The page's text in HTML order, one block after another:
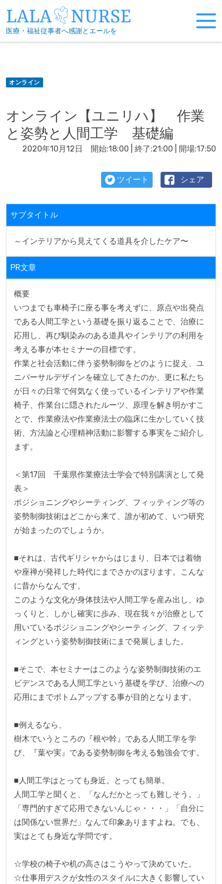
to
content
医療・福祉従事者へ感謝とエールを
オンライン
オンライン【ユニリハ】 作業
と姿勢と人間工学 基礎編
2020年10月12日 開始:18:00 | 終了:21:00 | 開場:17:50
ツイート シェア
サブタイトル
～インテリアから見えてくる道具を介したケア〜
PR文章
概要
いつまでも車椅子に座る事を考えずに、原点や出発点
である人間工学という基礎を振り返ることで、治療に
応用し、再び馴染みのある道具やインテリアの利用を
考える事が本セミナーの目標です。
作業と社会活動に伴う姿勢制御をどのように捉え、ユ
ニバーサルデザインを確立してきたのか、更に私たち
が日々の日常で何気なく使っているインテリアや作業
椅子、作業台に隠されたルーツ、原理を解き明かすこ
とで、作業療法や作業療法士の臨床に生かしていく技
術、方法論と心理精神活動に影響する事実をご紹介し
ます。
＜第17回　千葉県作業療法士学会で特別講演として発
表＞
ポジショニングやシーティング、フィッティング等の
姿勢制御技術はどこから来て、誰が初めて、いつ研究
が始まったのでしょうか。
■それは、古代ギリシャからはじまり、日本では着物
や座禅が発祥した時代にまでさかのぼります。こんな
に昔からなんです。
このような文化が身体技法や人間工学を産み出し、ゆ
っくりと、しかし確実に歩み、現在我々が治療として
用いているポジショニングやシーティング、フィッテ
ィングという姿勢制御技術にまで発展しました。
■そこで、本セミナーはこのような姿勢制御技術のエ
ビデンスである人間工学という基礎を学び、治療への
応用にまでボトムアップする事が目的となります。
■例えるなら、
樹木でいうところの『根や幹』である人間工学を学
び、『葉や実』である姿勢制御を考える勉強会です。
■人間工学はとっても身近。とっても簡単。
人間工学と聞くと、「なんだかとっても難しそう。」
「専門的すぎて応用できないんじゃ・・・」「自分に
は関係ない世界だ」なんて印象ありますよね。でも、
実はとても身近な学問です。
☆学校の椅子や机の高さはこうやって決めていた。
☆仕事用デスクが女性のスタイルに大きく影響してい